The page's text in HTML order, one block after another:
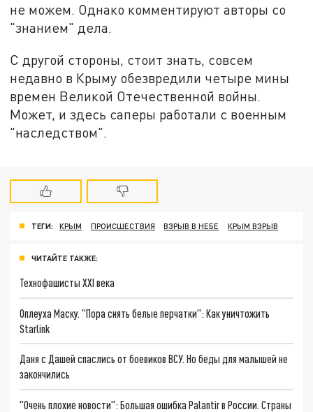
не можем. Однако комментируют авторы со
"знанием" дела.
С другой стороны, стоит знать, совсем
недавно в Крыму обезвредили четыре мины
времен Великой Отечественной войны.
Может, и здесь саперы работали с военным
"наследством".
ТЕГИ: КРЫМ ПРОИСШЕСТВИЯ ВЗРЫВ В НЕБЕ КРЫМ ВЗРЫВ
ЧИТАЙТЕ ТАКЖЕ:
Технофашисты XXI века
Оплеуха Маску. "Пора снять белые перчатки": Как уничтожить
Starlink
Даня с Дашей спаслись от боевиков ВСУ. Но беды для малышей не
закончились
"Очень плохие новости": Большая ошибка Palantir в России. Страны